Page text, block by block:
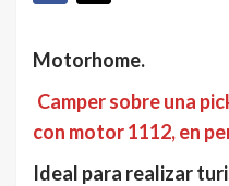
Motorhome.
Camper sobre una
con motor 1112, en
Ideal para realizar